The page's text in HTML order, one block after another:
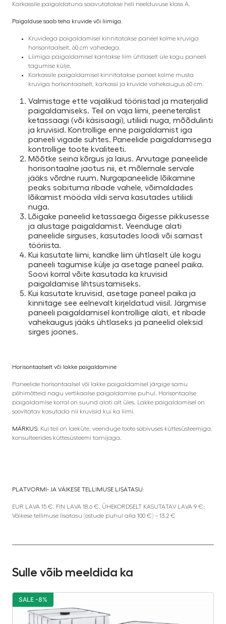
Karkassile paigaldatuna saavutatakse heli neelduvuse klass A.
Paigalduse saab teha kruvide või liimiga.
Kruvidega paigaldamisel kinnitatakse paneel kolme kruviga
horisontaalselt, 60 cm vahedega.
Liimiga paigaldamisel kantakse liim ühtlaselt üle kogu paneeli
tagumise külje.
Karkassile paigaldamisel kinnitatakse paneel kolme musta
kruviga horisontaalselt, karkassi ja kruvide vahekaugus 60 cm.
Valmistage ette vajalikud tööriistad ja materjalid
paigaldamiseks. Teil on vaja liimi, peeneteralist
ketassaagi (või käsisaagi), utiliidi nuga, mõõdulinti
ja kruvisid. Kontrollige enne paigaldamist iga
paneeli vigade suhtes. Paneelide paigaldamisega
kontrollige toote kvaliteeti.
Mõõtke seina kõrgus ja laius. Arvutage paneelide
horisontaalne jaotus nii, et mõlemale servale
jääks võrdne ruum. Nurgapaneelide lõikamine
peaks sobituma ribade vahele, võimaldades
lõikamist mööda vildi serva kasutades utiliidi
nuga.
Lõigake paneelid ketassaega õigesse pikkusesse
ja alustage paigaldamist. Veenduge alati
paneelide sirguses, kasutades loodi või sarnast
tööriista.
Kui kasutate liimi, kandke liim ühtlaselt üle kogu
paneeli tagumise külje ja asetage paneel paika.
Soovi korral võite kasutada ka kruvisid
paigaldamise lihtsustamiseks.
Kui kasutate kruvisid, asetage paneel paika ja
kinnitage see eelnevalt kirjeldatud viisil. Järgmise
paneeli paigaldamisel kontrollige alati, et ribade
vahekaugus jääks ühtlaseks ja paneelid oleksid
sirges joones.
Horisontaalselt või lakke paigaldamine
Paneelide horisontaalsel või lakke paigaldamisel järgige samu
põhimõtteid nagu vertikaalse paigaldamise puhul. Horisontaalse
paigaldamise korral on suund alati alt üles. Lakke paigaldamisel on
soovitatav kasutada nii kruvisid kui ka liimi.
MÄRKUS: Kui teil on laeküte, veenduge toote sobivuses küttesüsteemiga,
konsulteerides küttesüsteemi tarnijaga.
PLATVORMI- JA VÄIKESE TELLIMUSE LISATASU:
EUR LAVA 15 €, FIN LAVA 18.6 €, ÜHEKORDSELT KASUTATAV LAVA 9 €;
Väikese tellimuse lisatasu (ostude puhul alla 100 €) – 13.2 €
Sulle võib meeldida ka
SALE -8%